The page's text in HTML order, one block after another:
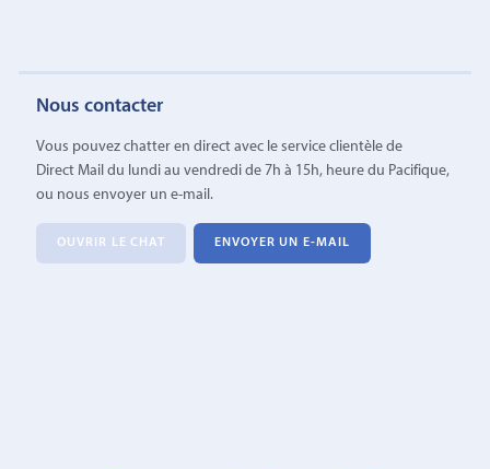
Nous contacter
Vous pouvez chatter en direct avec le service clientèle de
Direct Mail du lundi au vendredi de 7h à 15h, heure du Pacifique,
ou nous envoyer un e-mail.
OUVRIR LE CHAT ENVOYER UN E-MAIL